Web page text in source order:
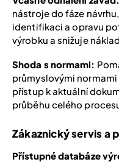
nástroje do fáze
identifikaci a opravu
výrobku a snižuje
Shoda s normami:
průmyslovými
přístup k aktuální
průběhu celého
Zákaznický servis a
Přístupné databáze